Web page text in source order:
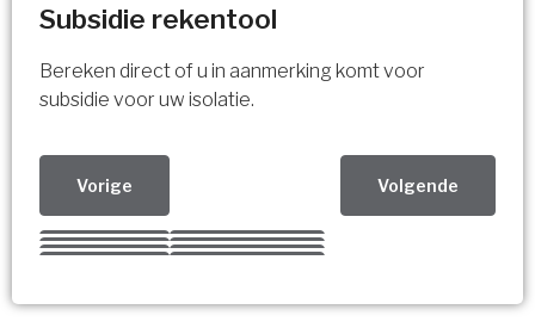
Subsidie rekentool
Bereken direct of u in aanmerking komt voor
subsidie voor uw isolatie.
Vorige Volgende
Kies uw Isolatiemaatregel
Meerdere keuzes mogelijk
Vorige Volgende